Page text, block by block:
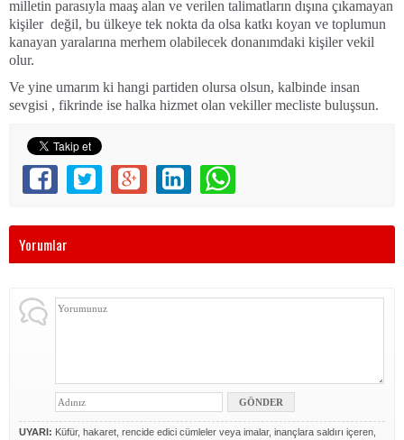
milletin parasıyla maaş alan ve verilen talimatların dışına çıkamayan
kişiler değil, bu ülkeye tek nokta da olsa katkı koyan ve toplumun
kanayan yaralarına merhem olabilecek donanımdaki kişiler vekil
olur.
Ve yine umarım ki hangi partiden olursa olsun, kalbinde insan
sevgisi , fikrinde ise halka hizmet olan vekiller mecliste buluşsun.
Yorumlar
UYARI: Küfür, hakaret, rencide edici cümleler veya imalar, inançlara saldırı içeren,